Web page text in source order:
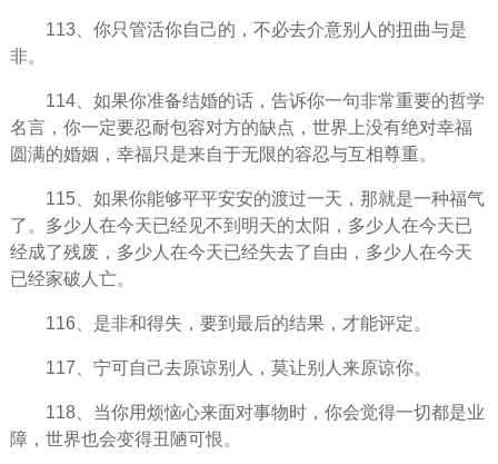
113、你只管活你自己的，不必去介意别人的扭曲与是
非。
114、如果你准备结婚的话，告诉你一句非常重要的哲学
名言，你一定要忍耐包容对方的缺点，世界上没有绝对幸福
圆满的婚姻，幸福只是来自于无限的容忍与互相尊重。
115、如果你能够平平安安的渡过一天，那就是一种福气
了。多少人在今天已经见不到明天的太阳，多少人在今天已
经成了残废，多少人在今天已经失去了自由，多少人在今天
已经家破人亡。
116、是非和得失，要到最后的结果，才能评定。
117、宁可自己去原谅别人，莫让别人来原谅你。
118、当你用烦恼心来面对事物时，你会觉得一切都是业
障，世界也会变得丑陋可恨。